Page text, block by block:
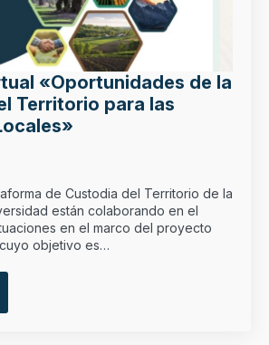
«Oportunidades de la
Territorio para las
de Custodia del Territorio de la
están colaborando en el
en el marco del proyecto
cuyo objetivo es…